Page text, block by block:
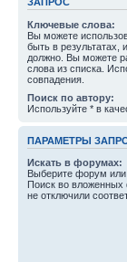
Ключевые слова:
Вы можете
быть в результатах, и
должно. Вы можете
слова из списка.
совпадения.
Поиск по автору:
Используйте * в
ПАРАМЕТРЫ
Искать в форумах:
Выберите форум или
Поиск во вложенных
не отключили